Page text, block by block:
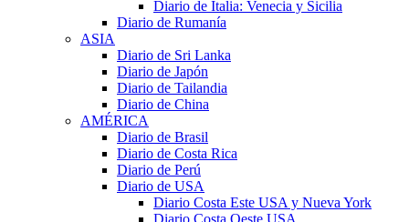
Diario de Italia: Venecia y Sicilia
Diario de Rumanía
ASIA
Diario de Sri Lanka
Diario de Japón
Diario de Tailandia
Diario de China
AMÉRICA
Diario de Brasil
Diario de Costa Rica
Diario de Perú
Diario de USA
Diario Costa Este USA y Nueva York
Diario Costa Oeste USA